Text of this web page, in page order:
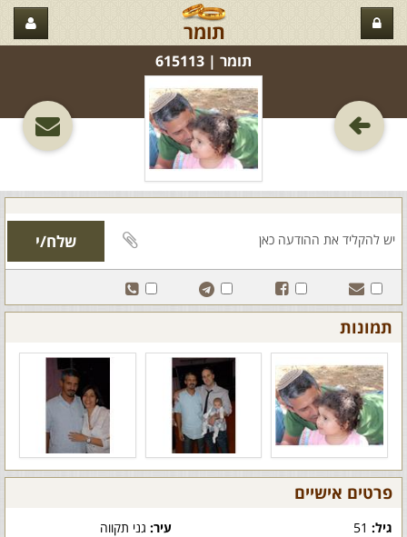
תומר
תומר‏ | 615113
תמונות
פרטים אישיים
גיל: עיר:גני תקווה